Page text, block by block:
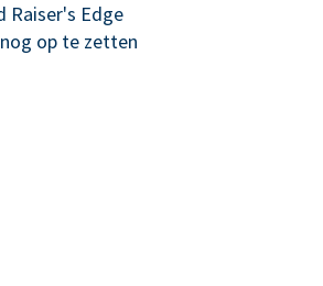
Edge
op te zetten